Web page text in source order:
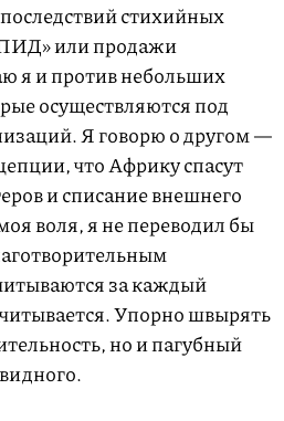
стихийных
или продажи
я и против небольших
осуществляются под
Я говорю о другом —
что Африку спасут
и списание внешнего
воля, я не переводил бы
за каждый
Упорно швырять
но и пагубный